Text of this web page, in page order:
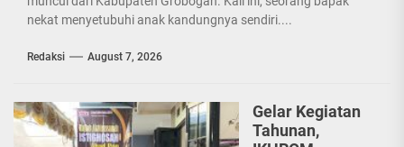
nekat menyetubuhi anak kandungnya sendiri....
Redaksi August 7, 2026
Gelar Kegiatan
Tahunan,